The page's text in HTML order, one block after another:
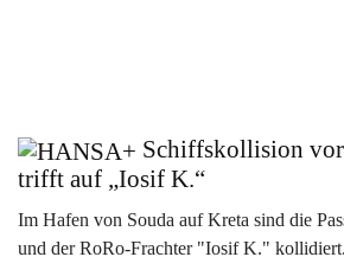
Schiffskollision
trifft auf „Iosif K.“
Im Hafen von Souda auf Kreta sind die
und der RoRo-Frachter "Iosif K."